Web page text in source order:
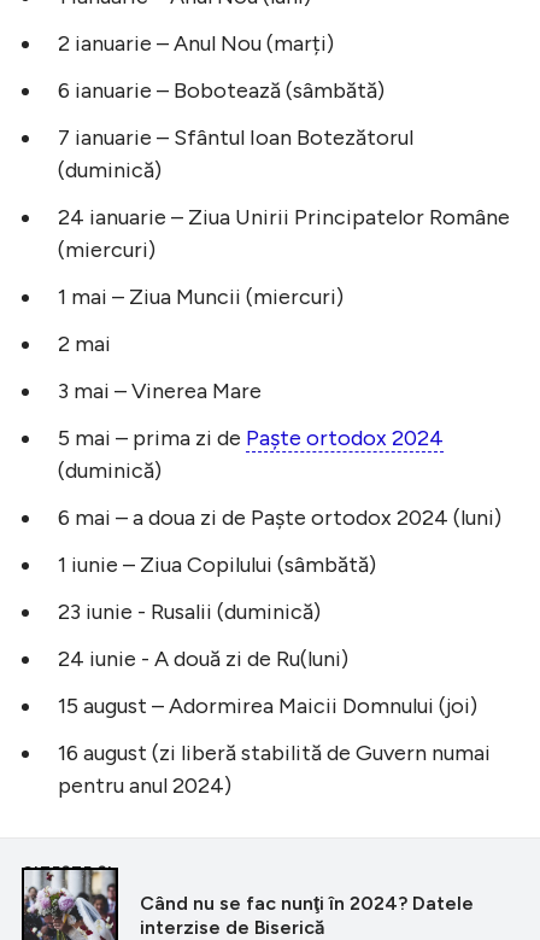
2 ianuarie – Anul Nou (marți)
6 ianuarie – Bobotează (sâmbătă)
7 ianuarie – Sfântul Ioan Botezătorul
(duminică)
24 ianuarie – Ziua Unirii Principatelor Române
(miercuri)
1 mai – Ziua Muncii (miercuri)
2 mai
3 mai – Vinerea Mare
5 mai – prima zi de Paște ortodox 2024
(duminică)
6 mai – a doua zi de Paște ortodox 2024 (luni)
1 iunie – Ziua Copilului (sâmbătă)
23 iunie - Rusalii (duminică)
24 iunie - A două zi de Ru(luni)
15 august – Adormirea Maicii Domnului (joi)
16 august (zi liberă stabilită de Guvern numai
pentru anul 2024)
CITEȘTE ȘI
Când nu se fac nunţi în 2024? Datele
interzise de Biserică